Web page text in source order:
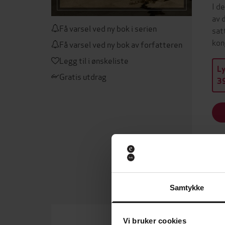
Samtykke
Vi bruker cookies
Få varsel ved ny bok i serien
Få varsel ved ny bok av forfatteren
Legg til i ønskeliste
Gratis utdrag
I
av